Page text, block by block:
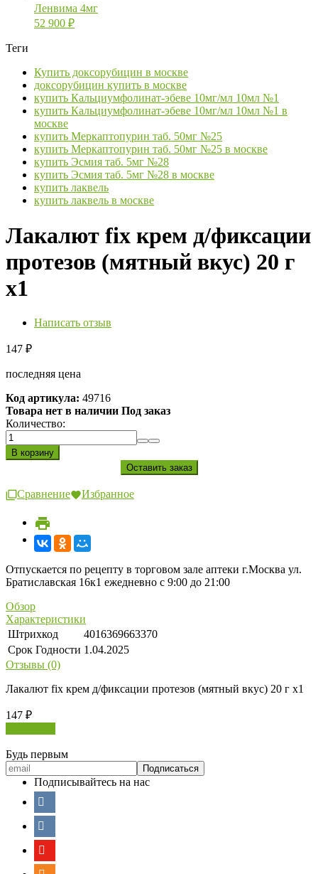
Ленвима 4мг
52 900 ₽
Теги
Купить доксорубицин в москве
доксорубицин купить в москве
купить Кальциумфолинат-эбеве 10мг/мл 10мл №1
купить Кальциумфолинат-эбеве 10мг/мл 10мл №1 в
москве
купить Меркаптопурин таб. 50мг №25
купить Меркаптопурин таб. 50мг №25 в москве
купить Эсмия таб. 5мг №28
купить Эсмия таб. 5мг №28 в москве
купить лаквель
купить лаквель в москве
Лакалют fix крем д/фиксации
протезов (мятный вкус) 20 г
х1
Написать отзыв
147 ₽
последняя цена
Код артикула: 49716
Товара нет в наличии Под заказ
Количество:
Сравнение Избранное
Отпускается по рецепту в торговом зале аптеки г.Москва ул.
Братиславская 16к1 ежедневно с 9:00 до 21:00
Обзор
Характеристики
Штрихкод
4016369663370
Срок Годности 1.04.2025
Отзывы (0)
Лакалют fix крем д/фиксации протезов (мятный вкус) 20 г х1
147 ₽
Будь первым
Подписывайтесь на нас